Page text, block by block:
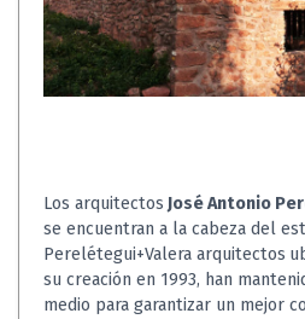
Los arquitectos José Antonio
se encuentran a la cabeza del
Perelétegui+Valera arquitectos
su creación en 1993, han
medio para garantizar un mejor